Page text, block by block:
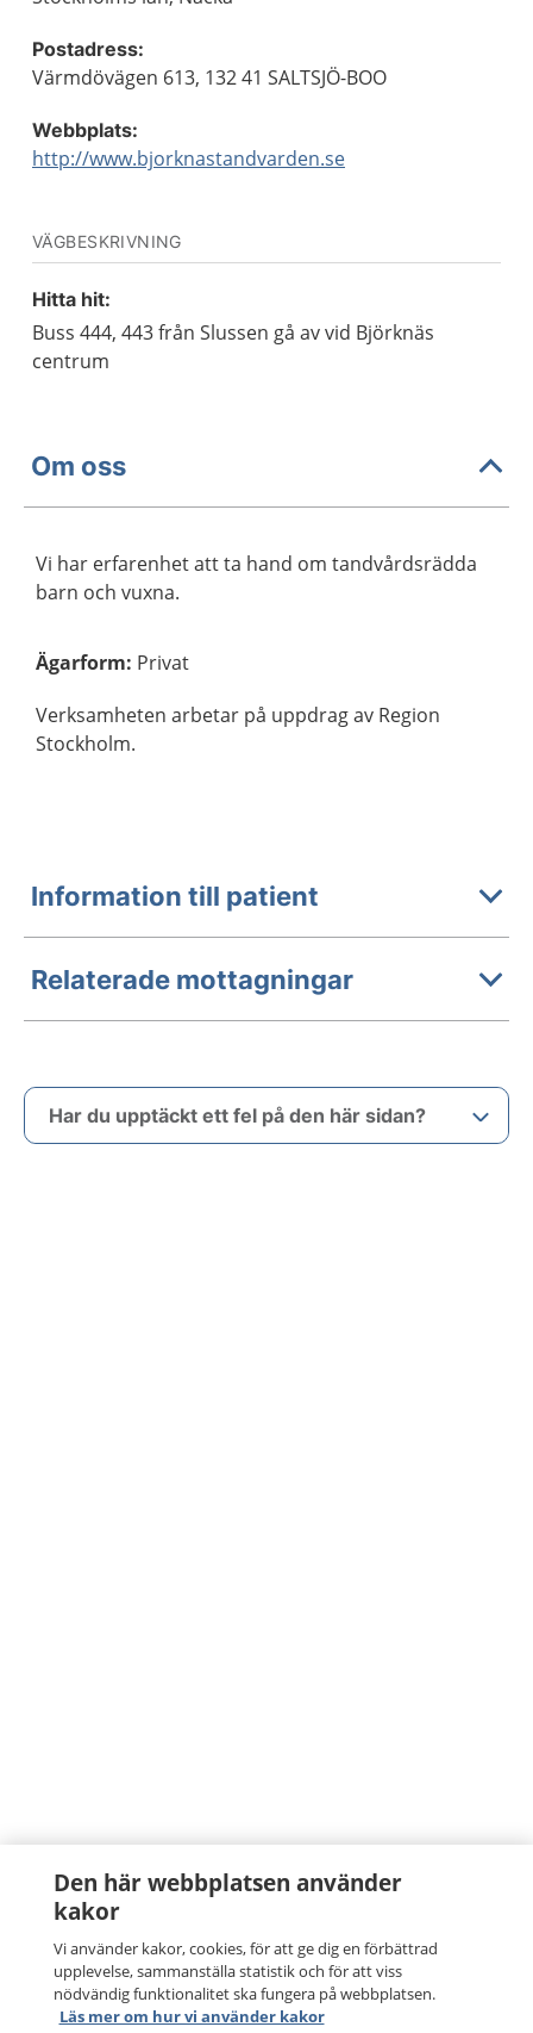
Postadress:
Värmdövägen 613, 132 41 SALTSJÖ-BOO
Webbplats:
http://www.bjorknastandvarden.se
VÄGBESKRIVNING
Hitta hit:
Buss 444, 443 från Slussen gå av vid Björknäs
centrum
Om oss
Vi har erfarenhet att ta hand om tandvårdsrädda
barn och vuxna.
Ägarform: Privat
Verksamheten arbetar på uppdrag av Region
Stockholm.
Information till patient
Relaterade mottagningar
Har du upptäckt ett fel på den här sidan?
Den här webbplatsen använder
kakor
Vi använder kakor, cookies, för att ge dig en förbättrad
upplevelse, sammanställa statistik och för att viss
nödvändig funktionalitet ska fungera på webbplatsen.
Läs mer om hur vi använder kakor